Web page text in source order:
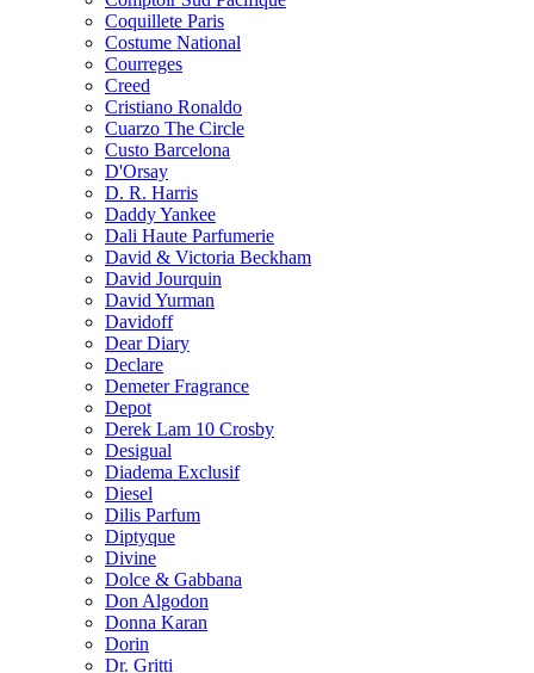
Coquillete Paris
Costume National
Courreges
Creed
Cristiano Ronaldo
Cuarzo The Circle
Custo Barcelona
D'Orsay
D. R. Harris
Daddy Yankee
Dali Haute Parfumerie
David & Victoria Beckham
David Jourquin
David Yurman
Davidoff
Dear Diary
Declare
Demeter Fragrance
Depot
Derek Lam 10 Crosby
Desigual
Diadema Exclusif
Diesel
Dilis Parfum
Diptyque
Divine
Dolce & Gabbana
Don Algodon
Donna Karan
Dorin
Dr. Gritti